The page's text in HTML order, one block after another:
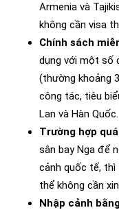
Armenia và
không cần visa
Chính sách
dụng với một số
(thường khoảng
công tác, tiêu
Lan và Hàn Quốc.
Trường hợp
sân bay Nga để
cảnh quốc tế,
thể không cần
Nhập cảnh